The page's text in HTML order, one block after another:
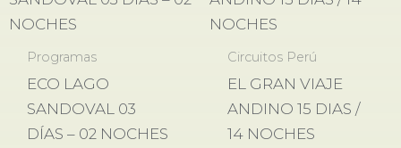
Programas
ECO LAGO
SANDOVAL 03
DÍAS – 02 NOCHES
Circuitos Perú
EL GRAN VIAJE
ANDINO 15 DIAS /
14 NOCHES